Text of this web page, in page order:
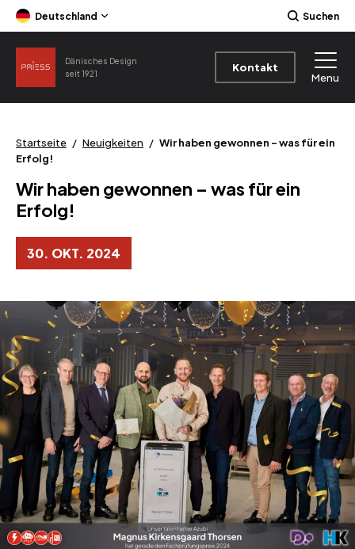
Deutschland Suchen
Dänisches Design
seit 1921
Kontakt
Menu
Startseite / Neuigkeiten / Wir haben gewonnen – was für ein
Erfolg!
Wir haben gewonnen – was für ein
Erfolg!
30. OKT. 2024